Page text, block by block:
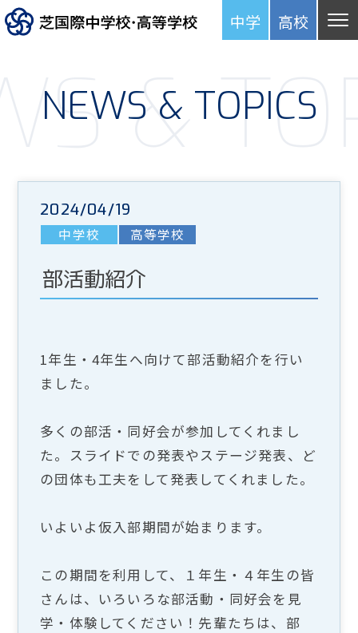
中学 高校
&
NEWS & TOPICS
2024/04/19
中学校 高等学校
部活動紹介
1年生・4年生へ向けて部活動紹介を行い
ました。
多くの部活・同好会が参加してくれまし
た。スライドでの発表やステージ発表、ど
の団体も工夫をして発表してくれました。
いよいよ仮入部期間が始まります。
この期間を利用して、１年生・４年生の皆
さんは、いろいろな部活動・同好会を見
学・体験してください！先輩たちは、部